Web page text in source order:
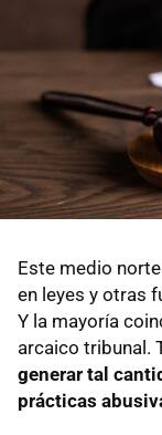
Este medio
en leyes y otras
Y la mayoría
arcaico tribunal.
generar tal
prácticas